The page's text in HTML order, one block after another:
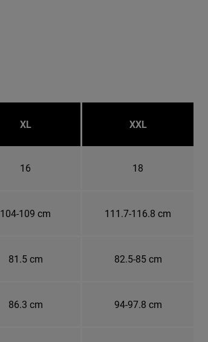
XL XXL
16 18
104-109 cm 111.7-116.8 cm
81.5 cm 82.5-85 cm
86.3 cm 94-97.8 cm